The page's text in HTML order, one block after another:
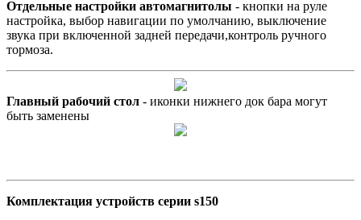
Отдельные настройки автомагнитолы - кнопки на руле
настройка, выбор навигации по умолчанию, выключение
звука при включенной задней передачи,контроль ручного
тормоза.
Главный рабочий стол - иконки нижнего док бара могут
быть заменены
Комплектация устройств серии s150